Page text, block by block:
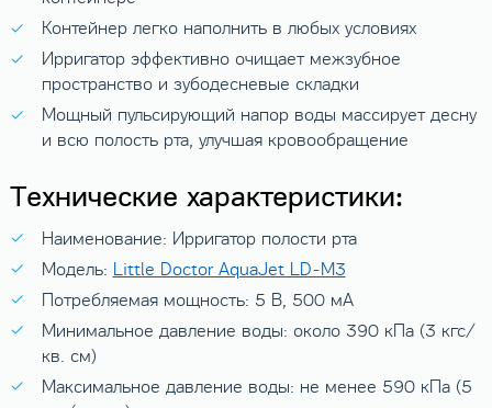
Контейнер легко наполнить в любых условиях
Ирригатор эффективно очищает межзубное
пространство и зубодесневые складки
Мощный пульсирующий напор воды массирует десну
и всю полость рта, улучшая кровообращение
Технические характеристики:
Наименование: Ирригатор полости рта
Модель: Little Doctor AquaJet LD-M3
Потребляемая мощность: 5 В, 500 мА
Минимальное давление воды: около 390 кПа (3 кгс/
кв. см)
Максимальное давление воды: не менее 590 кПа (5